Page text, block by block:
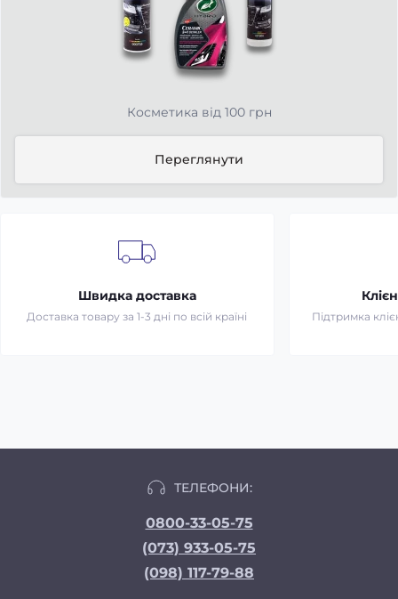
Косметика від 100 грн
Переглянути
Швидка доставка
Доставка товару за 1-3 дні по всій країні Підтримка
ТЕЛЕФОНИ:
0800-33-05-75
(073) 933-05-75
(098) 117-79-88